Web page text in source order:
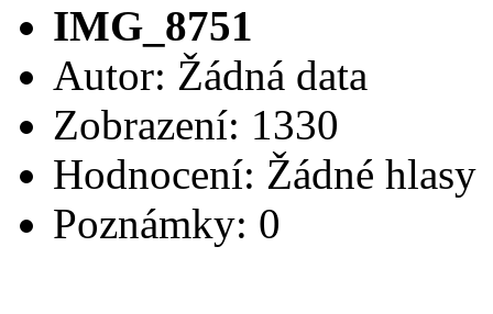
IMG_8751
Autor: Žádná data
Zobrazení: 1330
Hodnocení: Žádné hlasy
Poznámky: 0